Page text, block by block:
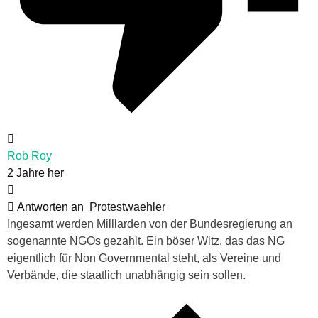
Rob Roy
2 Jahre her
Antworten an
Protestwaehler
Ingesamt werden Milllarden von der Bundesregierung an
sogenannte NGOs gezahlt. Ein böser Witz, das das NG
eigentlich für Non Governmental steht, als Vereine und
Verbände, die staatlich unabhängig sein sollen.